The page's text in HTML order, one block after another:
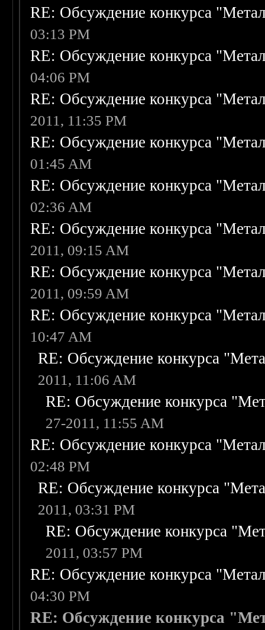
RE: Обсуждение конкурса
03:13 PM
RE: Обсуждение конкурса
04:06 PM
RE: Обсуждение конкурса
2011, 11:35 PM
RE: Обсуждение конкурса
01:45 AM
RE: Обсуждение конкурса
02:36 AM
RE: Обсуждение конкурса
2011, 09:15 AM
RE: Обсуждение конкурса
2011, 09:59 AM
RE: Обсуждение конкурса
10:47 AM
RE: Обсуждение конкурса
2011, 11:06 AM
RE: Обсуждение конкурса
27-2011, 11:55 AM
RE: Обсуждение конкурса
02:48 PM
RE: Обсуждение конкурса
2011, 03:31 PM
RE: Обсуждение конкурса
2011, 03:57 PM
RE: Обсуждение конкурса
04:30 PM
RE: Обсуждение конкурса